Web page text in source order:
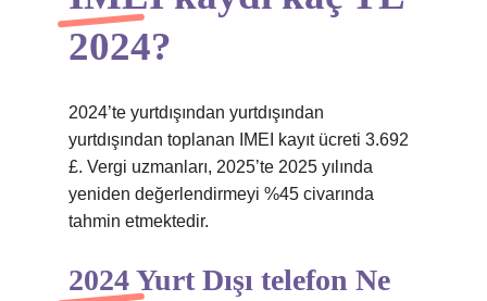
2024?
2024’te yurtdışından yurtdışından
yurtdışından toplanan IMEI kayıt ücreti 3.692
£. Vergi uzmanları, 2025’te 2025 yılında
yeniden değerlendirmeyi %45 civarında
tahmin etmektedir.
2024 Yurt Dışı telefon Ne